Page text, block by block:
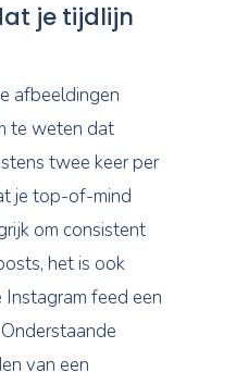
je tijdlijn
afbeeldingen
te weten dat
twee keer per
je top-of-mind
om consistent
het is ook
feed een
van een